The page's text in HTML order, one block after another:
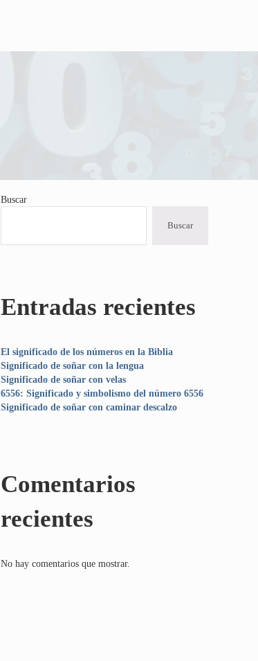
Sidebar
Buscar
Buscar
Entradas recientes
El significado de los números en la Biblia
Significado de soñar con la lengua
Significado de soñar con velas
6556: Significado y simbolismo del número 6556
Significado de soñar con caminar descalzo
Comentarios
recientes
No hay comentarios que mostrar.